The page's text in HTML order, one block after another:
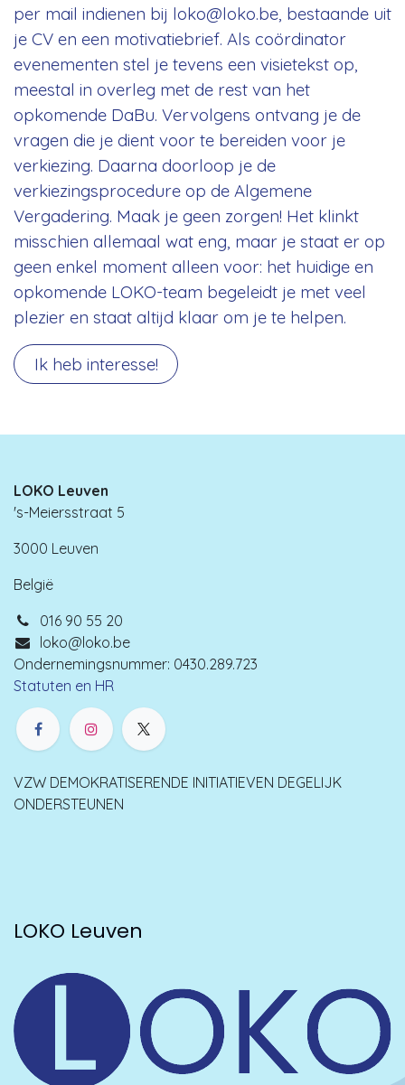
per mail indienen bij loko@loko.be, bestaande uit
je CV en een motivatiebrief. Als coördinator
evenementen stel je tevens een visietekst op,
meestal in overleg met de rest van het
opkomende DaBu. Vervolgens ontvang je de
vragen die je dient voor te bereiden voor je
verkiezing. Daarna doorloop je de
verkiezingsprocedure op de Algemene
Vergadering. Maak je geen zorgen! Het klinkt
misschien allemaal wat eng, maar je staat er op
geen enkel moment alleen voor: het huidige en
opkomende LOKO-team begeleidt je met veel
plezier en staat altijd klaar om je te helpen.
Ik heb interesse!
LOKO Leuven
's-Meiersstraat 5
3000 Leuven
België
016 90 55 20
loko@loko.be
Ondernemingsnummer: 0430.289.723
Statuten en HR
VZW DEMOKRATISERENDE INITIATIEVEN DEGELIJK
ONDERSTEUNEN
LOKO Leuven